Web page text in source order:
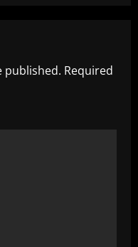
published. Required